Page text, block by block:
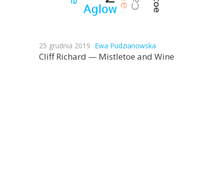
25 grudnia 2019 Ewa Pudzianowska
Cliff Richard — Mistletoe and Wine